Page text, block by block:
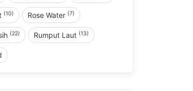
(10) Rose Water (7)
(22) Rumput Laut (13)